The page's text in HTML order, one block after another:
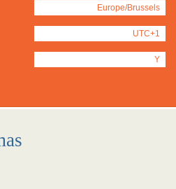
Europe/Brussels
UTC+1
Y